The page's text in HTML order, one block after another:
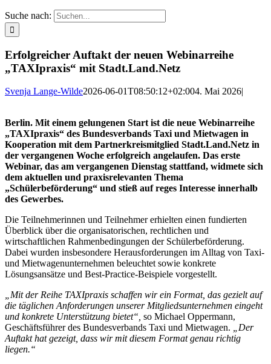
Suche nach:
Erfolgreicher Auftakt der neuen Webinarreihe
„TAXIpraxis“ mit Stadt.Land.Netz
Svenja Lange-Wilde2026-06-01T08:50:12+02:004. Mai 2026|
Berlin. Mit einem gelungenen Start ist die neue Webinarreihe
„TAXIpraxis“ des Bundesverbands Taxi und Mietwagen in
Kooperation mit dem Partnerkreismitglied Stadt.Land.Netz in
der vergangenen Woche erfolgreich angelaufen. Das erste
Webinar, das am vergangenen Dienstag stattfand, widmete sich
dem aktuellen und praxisrelevanten Thema
„Schülerbeförderung“ und stieß auf reges Interesse innerhalb
des Gewerbes.
Die Teilnehmerinnen und Teilnehmer erhielten einen fundierten
Überblick über die organisatorischen, rechtlichen und
wirtschaftlichen Rahmenbedingungen der Schülerbeförderung.
Dabei wurden insbesondere Herausforderungen im Alltag von Taxi-
und Mietwagenunternehmen beleuchtet sowie konkrete
Lösungsansätze und Best-Practice-Beispiele vorgestellt.
„Mit der Reihe TAXIpraxis schaffen wir ein Format, das gezielt auf
die täglichen Anforderungen unserer Mitgliedsunternehmen eingeht
und konkrete Unterstützung bietet“, so Michael Oppermann,
Geschäftsführer des Bundesverbands Taxi und Mietwagen. „Der
Auftakt hat gezeigt, dass wir mit diesem Format genau richtig
liegen.“